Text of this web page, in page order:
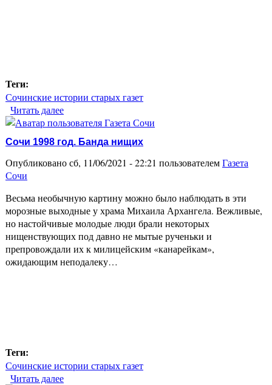
Теги:
Сочинские истории старых газет
Читать далее
Сочи 1998 год. Банда нищих
Опубликовано сб, 11/06/2021 - 22:21 пользователемГазета
Сочи
Весьма необычную картину можно было наблюдать в эти
морозные выходные у храма Михаила Архангела. Вежливые,
но настойчивые молодые люди брали некоторых
нищенствующих под давно не мытые рученьки и
препровождали их к милицейским «канарейкам»,
ожидающим неподалеку…
Теги:
Сочинские истории старых газет
Читать далее